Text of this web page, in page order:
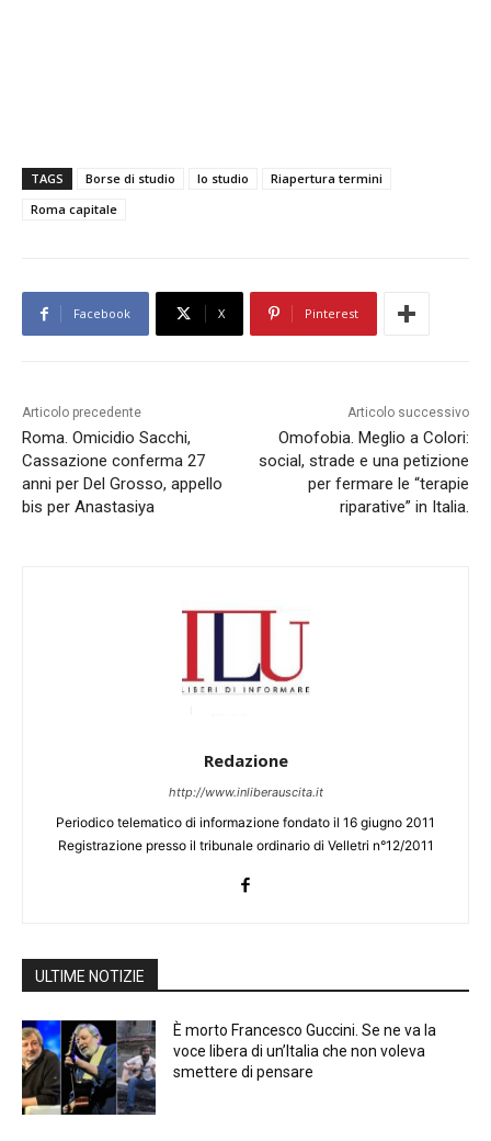
TAGS Borse di studio Io studio
Riapertura termini
Roma capitale
Facebook X Pinterest
Articolo precedente
Roma. Omicidio Sacchi,
Cassazione conferma 27
anni per Del Grosso, appello
bis per Anastasiya
Articolo successivo
Omofobia. Meglio a Colori:
social, strade e una petizione
per fermare le “terapie
riparative” in Italia.
Redazione
http://www.inliberauscita.it
Periodico telematico di informazione fondato il 16 giugno 2011
Registrazione presso il tribunale ordinario di Velletri n°12/2011
ULTIME NOTIZIE
È morto Francesco Guccini. Se ne va la
voce libera di un’Italia che non voleva
smettere di pensare